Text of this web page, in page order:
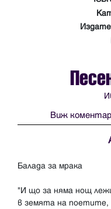
Виж
Балада за мрака
"И що за няма нощ
в земята на поетите,